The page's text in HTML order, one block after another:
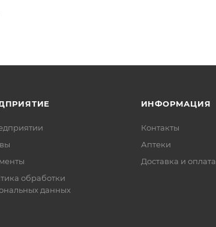
обработки
данных
ИНФОРМАЦИЯ
Контакты
Аптеки
Доставка и оплата